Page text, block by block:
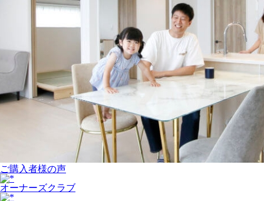
ご購入者様の声
オーナーズクラブ